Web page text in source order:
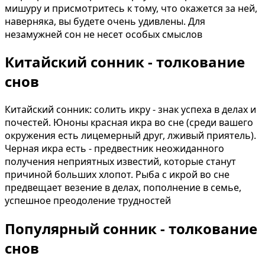
мишуру и присмотритесь к тому, что окажется за ней,
наверняка, вы будете очень удивлены. Для
незамужней сон не несет особых смыслов
Китайский сонник - толкование
снов
Китайский сонник: солить икру - знак успеха в делах и
почестей. Юноны красная икра во сне (среди вашего
окружения есть лицемерный дpyг, лживый приятель).
Черная икра есть - предвестник неожиданного
получения неприятных известий, которые станут
причиной больших хлопот. Рыба с икрой во сне
предвещает везение в делах, пополнение в семье,
успешное преодоление трудностей
Популярный сонник - толкование
снов